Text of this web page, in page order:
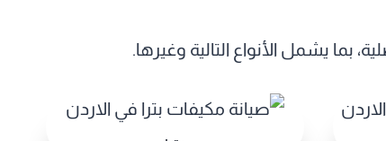
يشمل الأنواع التالية وغيرها.